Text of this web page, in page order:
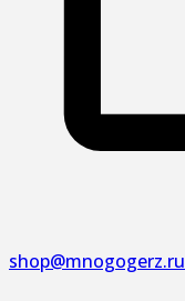
shop@mnogogerz.ru